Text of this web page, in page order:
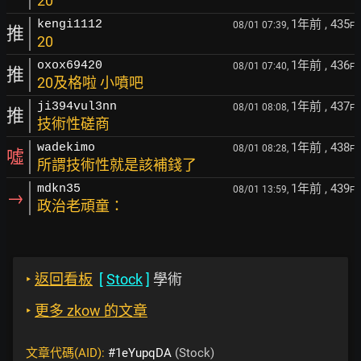
推 kengi1112 08/01 07:39, 1年前 , 435F
20
推 oxox69420 08/01 07:40, 1年前 , 436F
20及格啦 小噴吧
推 ji394vul3nn 08/01 08:08, 1年前 , 437F
技術性磋商
噓 wadekimo 08/01 08:28, 1年前 , 438F
所謂技術性就是該補錢了
→ mdkn35 08/01 13:59, 1年前 , 439F
政治老頑童：
‣ 返回看板 [Stock] 學術
‣ 更多 zkow 的文章
文章代碼(AID): #1eYupqDA (Stock)